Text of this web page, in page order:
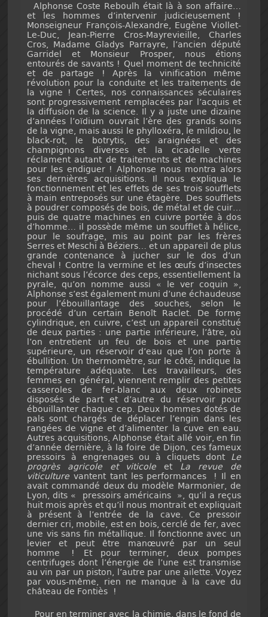
Alphonse Coste Reboulh était là à son affaire…
et les hommes d’intervenir judicieusement !
Monseigneur François-Alexandre, Eugène Viollet-
Le-Duc, Jean-Pierre Cros-Mayrevieille, Charles
Cros, Madame Gladys Parrayre, l’ancien député
Garridel et Monsieur Prosper, nous étions
entourés de savants ! Quel moment de technicité
et de partage ! Après la vinification même
révolution pour la conduite et les traitements de
la vigne ! Certes, nos connaissances séculaires
sont progressivement remplacées par l’acquis et
la diffusion de la science. Il y a juste une dizaine
d’années l’oïdium ouvrait l’ère des grands soins
de la vigne, mais aussi le phylloxéra, le mildiou, le
black-rot, le botrytis, des araignées et des
champignons diverses et la cicadelle verte
réclament autant de traitements et de machines
pour les endiguer ! Alphonse nous montra alors
ses dernières acquisitions. Il nous expliqua le
fonctionnement et les effets de ses trois soufflets
à main entreposés sur une étagère. Des soufflets
à poudrer composés de bois, de métal et de cuir…
puis de quatre machines en cuivre portée à dos
d’homme… il possède même un soufflet à hélice,
pour le soufrage, mis au point par les frères
Serres et Meschi à Béziers… et un appareil de plus
grande contenance à jucher sur le dos d’un
cheval ! Contre la vermine et les œufs d’insectes
nichant sous l’écorce des ceps, essentiellement la
pyrale, qu’on nomme aussi « le ver coquin »,
Alphonse s’est également muni d’une échaudeuse
pour l’ébouillantage des souches, selon le
procédé d’un certain Benoît Raclet. De forme
cylindrique, en cuivre, c’est un appareil constitué
de deux parties : une partie inférieure, l’âtre, où
l’on entretient un feu de bois et une partie
supérieure, un réservoir d’eau que l’on porte à
ébullition. Un thermomètre, sur le côté, indique la
température adéquate. Les travailleurs, des
femmes en général, viennent remplir des petites
casseroles de fer-blanc aux deux robinets
disposés de part et d’autre du réservoir pour
ébouillanter chaque cep. Deux hommes dotés de
pals sont chargés de déplacer l’engin dans les
rangées de vigne et d’alimenter la cuve en eau.
Autres acquisitions, Alphonse était allé voir, en fin
d’année dernière, à la foire de Dijon, ces fameux
pressoirs à engrenages ou à cliquets dont Le
progrès agricole et viticole et La revue de
viticulture vantent tant les performances ! Il en
avait commandé deux du modèle Marmonier, de
Lyon, dits « pressoirs américains », qu’il a reçus
huit mois après et qu’il nous montrait et expliquait
à présent à l’entrée de la cave. Ce pressoir
dernier cri, mobile, est en bois, cerclé de fer, avec
une vis sans fin métallique. Il fonctionne avec un
levier et peut être manœuvré par un seul
homme ! Et pour terminer, deux pompes
centrifuges dont l’énergie de l’une est transmise
au vin par un piston, l’autre par une ailette. Voyez
par vous-même, rien ne manque à la cave du
château de Fontiès !
Pour en terminer avec la chimie, dans le fond de